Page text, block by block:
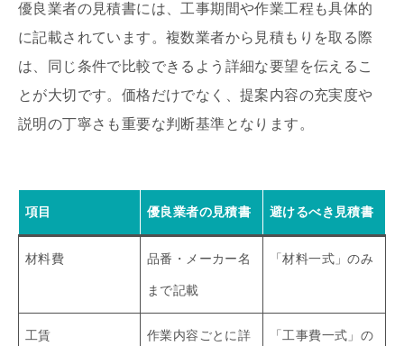
優良業者の見積書には、工事期間や作業工程も具体的
に記載されています。複数業者から見積もりを取る際
は、同じ条件で比較できるよう詳細な要望を伝えるこ
とが大切です。価格だけでなく、提案内容の充実度や
説明の丁寧さも重要な判断基準となります。
項目 優良業者の見積書 避けるべき見積書
材料費 品番・メーカー名
まで記載
「材料一式」のみ
工賃 作業内容ごとに詳 「工事費一式」の